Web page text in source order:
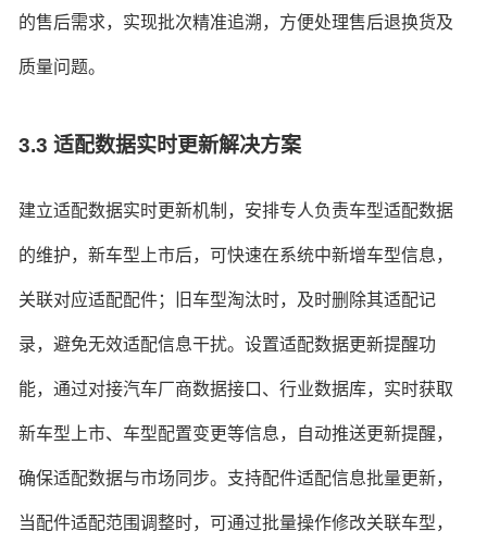
的售后需求，实现批次精准追溯，方便处理售后退换货及
质量问题。
3.3 适配数据实时更新解决方案
建立适配数据实时更新机制，安排专人负责车型适配数据
的维护，新车型上市后，可快速在系统中新增车型信息，
关联对应适配配件；旧车型淘汰时，及时删除其适配记
录，避免无效适配信息干扰。设置适配数据更新提醒功
能，通过对接汽车厂商数据接口、行业数据库，实时获取
新车型上市、车型配置变更等信息，自动推送更新提醒，
确保适配数据与市场同步。支持配件适配信息批量更新，
当配件适配范围调整时，可通过批量操作修改关联车型，